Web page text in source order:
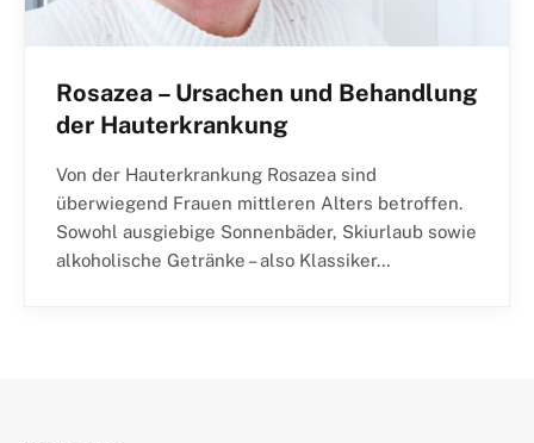
Rosazea – Ursachen und Behandlung
der Hauterkrankung
Von der Hauterkrankung Rosazea sind
überwiegend Frauen mittleren Alters betroffen.
Sowohl ausgiebige Sonnenbäder, Skiurlaub sowie
alkoholische Getränke – also Klassiker…